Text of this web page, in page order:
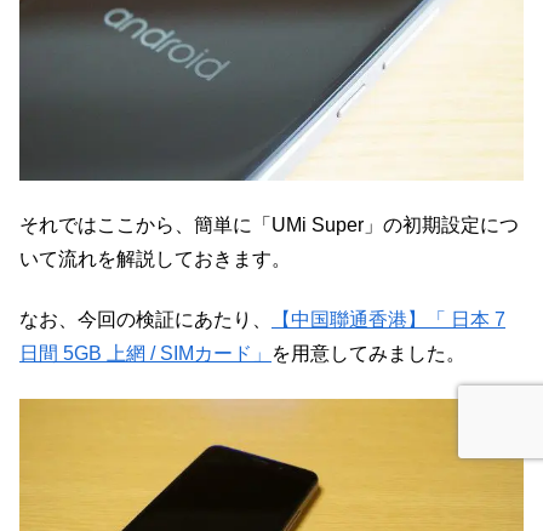
それではここから、簡単に「UMi Super」の初期設定につ
いて流れを解説しておきます。
なお、今回の検証にあたり、
【中国聯通香港】「 日本 7
日間 5GB 上網 / SIMカード」
を用意してみました。